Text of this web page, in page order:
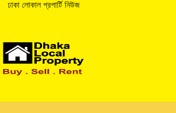
ঢাকা লোকাল প্রপার্টি নিউজ